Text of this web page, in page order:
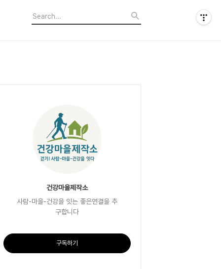
건강마을제작소
사람-마을-건강을 잇는 좋은연결을 추
구합니다
구독하기